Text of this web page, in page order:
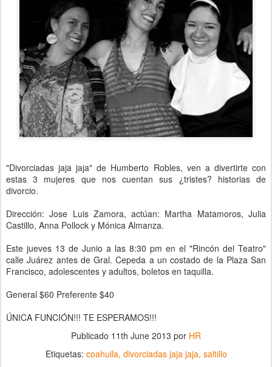
"Divorciadas jaja jaja" de Humberto Robles, ven a divertirte con
estas 3 mujeres que nos cuentan sus ¿tristes? historias de
divorcio.
Dirección: Jose Luis Zamora, actúan: Martha Matamoros, Julia
Castillo, Anna Pollock y Mónica Almanza.
Este jueves 13 de Junio a las 8:30 pm en el "Rincón del Teatro"
calle Juárez antes de Gral. Cepeda a un costado de la Plaza San
Francisco, adolescentes y adultos, boletos en taquilla.
General $60 Preferente $40
ÚNICA FUNCIÓN!!! TE ESPERAMOS!!!
Publicado 11th June 2013 por HR
Etiquetas: coahuila divorciadas jaja jaja saltillo